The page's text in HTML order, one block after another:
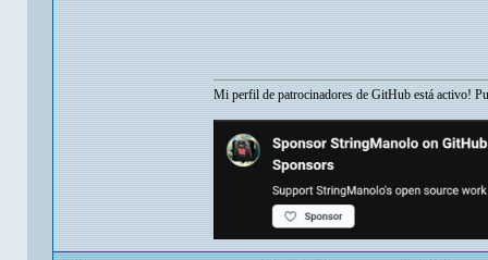
Mi perfil de patrocinadores de GitHub está activo!